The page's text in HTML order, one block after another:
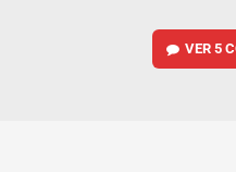
VER5